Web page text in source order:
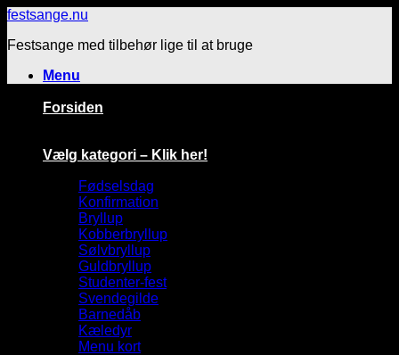
Fortsæt
indhold
festsange.nu
Festsange med tilbehør lige til at bruge
Menu
Forsiden
Vælg kategori – Klik her!
Fødselsdag
Konfirmation
Bryllup
Kobberbryllup
Sølvbryllup
Guldbryllup
Studenter-fest
Svendegilde
Barnedåb
Kæledyr
Menu kort